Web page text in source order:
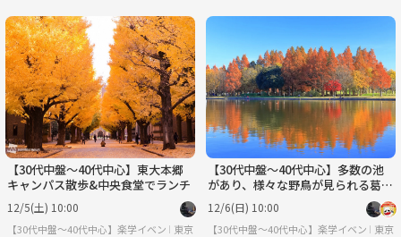
【30代中盤〜40代中心】東大本郷
キャンパス散歩&中央食堂でランチ
12/5(土) 10:00
【30代中盤〜40代中心】楽学イベント・勉強会コミュニティ
東京
【30代中盤〜40代中心】多数の池
があり、様々な野鳥が見られる葛飾
区の水元公園を散策しよう🦆
12/6(日) 10:00
【30代中盤〜40代中心】楽学イベント・
東京